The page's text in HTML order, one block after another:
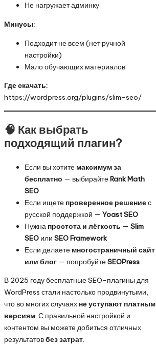
Не нагружает админку
Минусы:
Подходит не всем (нет ручной
настройки)
Мало обучающих материалов
Где скачать:
https://wordpress.org/plugins/slim-seo/
🧠 Как выбрать
подходящий плагин?
Если вы хотите максимум за
бесплатно — выбирайтеRank Math
SEO
Если ищете проверенное решениес
русской поддержкой — Yoast SEO
Нужна простота и лёгкость — Slim
SEO или SEO Framework
Если делаете многостраничный сайт
или блог — попробуйтеSEOPress
В 2025 году бесплатные SEO-плагины для
WordPress стали настолько продвинутыми,
что во многих случаях не уступают платным
версиям. С правильной настройкой и
контентом вы можете добиться отличных
результатовбез затрат.